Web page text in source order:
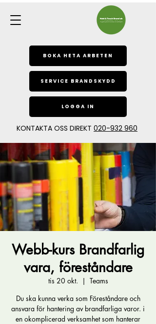
BOKA HETA ARBETEN
SERVICE BRANDSKYDD
LOGGA IN
KONTAKTA OSS DIREKT 020-932 960
Webb-kurs Brandfarlig
vara, föreståndare
tis 20 okt.
  |
Teams
Du ska kunna verka som Föreståndare och
ansvara för hantering av brandfarliga varor. i
en okomplicerad verksamhet som hanterar